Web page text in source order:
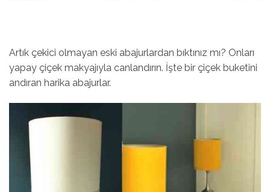
Artık çekici olmayan eski abajurlardan bıktınız mı? Onları
yapay çiçek makyajıyla canlandırın. İşte bir çiçek buketini
andıran harika abajurlar.